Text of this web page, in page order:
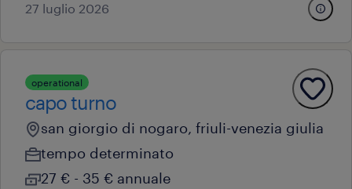
27 luglio 2026
operational
capo turno
san giorgio di nogaro, friuli-venezia giulia
tempo determinato
27 € - 35 € annuale